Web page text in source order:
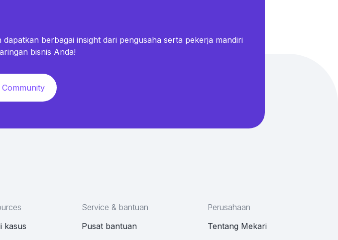
dapatkan berbagai insight dari pengusaha serta pekerja mandiri
bisnis Anda!
kasus
Service & bantuan
Pusat bantuan
Perusahaan
Tentang Mekari